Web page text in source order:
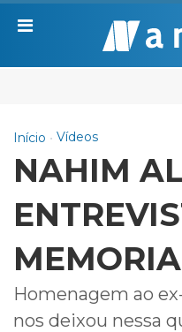
Início Vídeos
NAHIM
Homenagem ao
nos deixou nessa